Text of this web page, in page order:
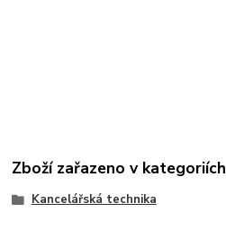
Zboží zařazeno v kategoriích
Kancelářská technika